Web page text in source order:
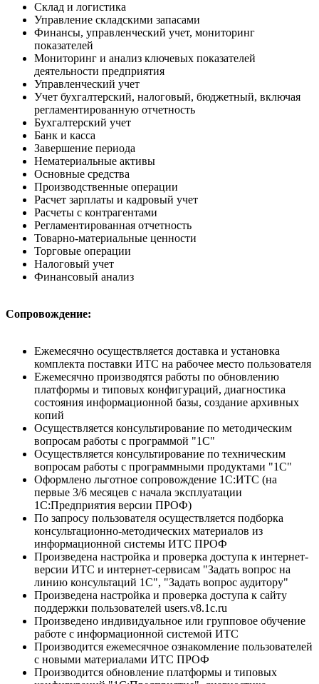
Склад и логистика
Управление складскими запасами
Финансы, управленческий учет, мониторинг
показателей
Мониторинг и анализ ключевых показателей
деятельности предприятия
Управленческий учет
Учет бухгалтерский, налоговый, бюджетный, включая
регламентированную отчетность
Бухгалтерский учет
Банк и касса
Завершение периода
Нематериальные активы
Основные средства
Производственные операции
Расчет зарплаты и кадровый учет
Расчеты с контрагентами
Регламентированная отчетность
Товарно-материальные ценности
Торговые операции
Налоговый учет
Финансовый анализ
Сопровождение:
Ежемесячно осуществляется доставка и установка
комплекта поставки ИТС на рабочее место пользователя
Ежемесячно производятся работы по обновлению
платформы и типовых конфигураций, диагностика
состояния информационной базы, создание архивных
копий
Осуществляется консультирование по методическим
вопросам работы с программой "1С"
Осуществляется консультирование по техническим
вопросам работы с программными продуктами "1С"
Оформлено льготное сопровождение 1С:ИТС (на
первые 3/6 месяцев с начала эксплуатации
1С:Предприятия версии ПРОФ)
По запросу пользователя осуществляется подборка
консультационно-методических материалов из
информационной системы ИТС ПРОФ
Произведена настройка и проверка доступа к интернет-
версии ИТС и интернет-сервисам "Задать вопрос на
линию консультаций 1С", "Задать вопрос аудитору"
Произведена настройка и проверка доступа к сайту
поддержки пользователей users.v8.1c.ru
Произведено индивидуальное или групповое обучение
работе с информационной системой ИТС
Производится ежемесячное ознакомление пользователей
с новыми материалами ИТС ПРОФ
Производится обновление платформы и типовых